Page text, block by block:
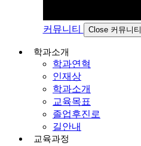
커뮤니티 Close 커뮤니티
학과소개
학과연혁
인재상
학과소개
교육목표
졸업후진로
길안내
교육과정